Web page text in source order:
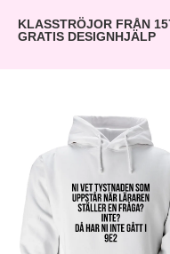
KLASSTRÖJOR FRÅN
GRATIS DESIGNHJÄLP